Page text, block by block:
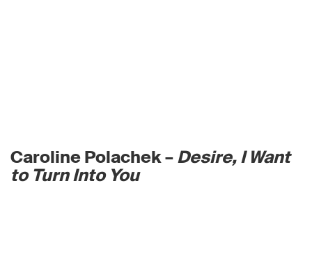
Caroline Polachek –Desire, I Want
to Turn Into You